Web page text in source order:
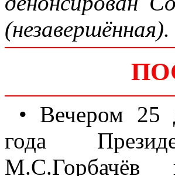
(незавершённая).
• Вечером 25
года
М.С.Горбачёв